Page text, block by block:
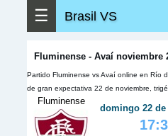
☰ Brasil VS
Fluminense - Avaí noviembre
Partido Fluminense vs Avaí online en Río
de gran expectativa 22 de noviembre,
Fluminense
domingo 22